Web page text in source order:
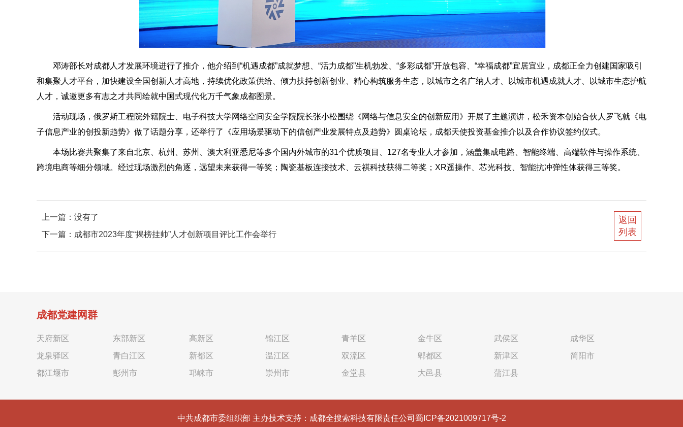
邓涛部长对成都人才发展环境进行了推介，他介绍到“机遇成都”成就梦想、“活力成都”生机勃发、“多彩成都”开放包容、“幸福成都”宜居宜业，成都正全力创建国家吸引
和集聚人才平台，加快建设全国创新人才高地，持续优化政策供给、倾力扶持创新创业、精心构筑服务生态，以城市之名广纳人才、以城市机遇成就人才、以城市生态护航
人才，诚邀更多有志之才共同绘就中国式现代化万千气象成都图景。
活动现场，俄罗斯工程院外籍院士、电子科技大学网络空间安全学院院长张小松围绕《网络与信息安全的创新应用》开展了主题演讲，松禾资本创始合伙人罗飞就《电
子信息产业的创投新趋势》做了话题分享，还举行了《应用场景驱动下的信创产业发展特点及趋势》圆桌论坛，成都天使投资基金推介以及合作协议签约仪式。
本场比赛共聚集了来自北京、杭州、苏州、澳大利亚悉尼等多个国内外城市的31个优质项目、127名专业人才参加，涵盖集成电路、智能终端、高端软件与操作系统、
跨境电商等细分领域。经过现场激烈的角逐，远望未来获得一等奖；陶瓷基板连接技术、云祺科技获得二等奖；XR遥操作、芯光科技、智能抗冲弹性体获得三等奖。
上一篇：没有了
下一篇： 成都市2023年度“揭榜挂帅”人才创新项目评比工作会举行
返回
列表
成都党建网群
天府新区 东部新区 高新区 锦江区 青羊区 金牛区 武侯区
成华区
龙泉驿区
青白江区 新都区 温江区 双流区 郫都区 新津区
简阳市
都江堰市
彭州市 邛崃市 崇州市 金堂县 大邑县 蒲江县
中共成都市委组织部 主办技术支持：成都全搜索科技有限责任公司 蜀ICP备2021009717号-2